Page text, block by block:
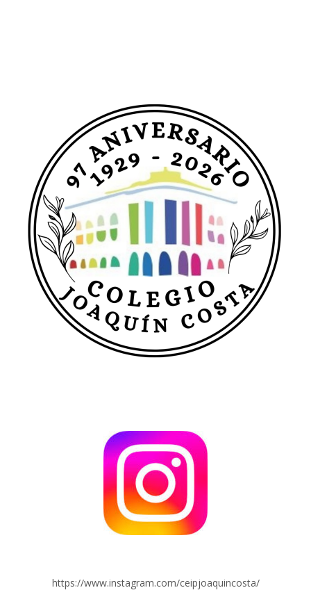
https://www.instagram.com/ceipjoaquincosta/